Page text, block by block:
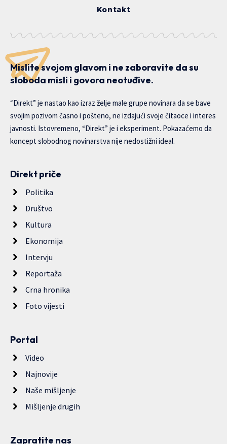
Kontakt
Mislite svojom glavom i ne zaboravite da su
sloboda misli i govora neotuđive.
“Direkt” je nastao kao izraz želje male grupe novinara da se bave
svojim pozivom časno i pošteno, ne izdajući svoje čitaoce i interes
javnosti. Istovremeno, “Direkt” je i eksperiment. Pokazaćemo da
koncept slobodnog novinarstva nije nedostižni ideal.
Direkt priče
Politika
Društvo
Kultura
Ekonomija
Intervju
Reportaža
Crna hronika
Foto vijesti
Portal
Video
Najnovije
Naše mišljenje
Mišljenje drugih
Zapratite nas